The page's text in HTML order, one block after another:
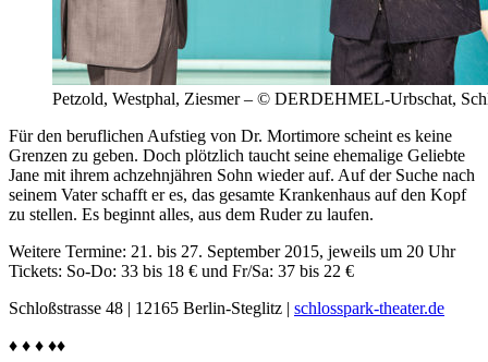
Petzold, Westphal, Ziesmer – © DERDEHMEL-Urbschat,
Für den beruflichen Aufstieg von Dr. Mortimore scheint es keine
Grenzen zu geben. Doch plötzlich taucht seine ehemalige Geliebte
Jane mit ihrem achzehnjähren Sohn wieder auf. Auf der Suche nach
seinem Vater schafft er es, das gesamte Krankenhaus auf den Kopf
zu stellen. Es beginnt alles, aus dem Ruder zu laufen.
Weitere Termine: 21. bis 27. September 2015, jeweils um 20 Uhr
Tickets: So-Do: 33 bis 18 € und Fr/Sa: 37 bis 22 €
Schloßstrasse 48 | 12165 Berlin-Steglitz | schlosspark-theater.de
♦ ♦ ♦ ♦♦